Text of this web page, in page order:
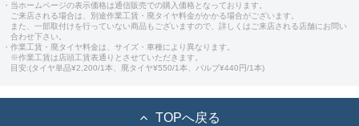
・当ホームページの表示価格は通信販売での購入価格となっております。
ご来店される場合は、別途作業工賃・廃タイヤ料金がかかる場合がございます。
また、一部取付けを行っていない商品もございますので、詳しくはご来店される店舗にお問い
合わせ下さい。
・作業工賃・廃タイヤ料金は、サイズ・車種により異なります。
※作業工賃は店頭工賃表通りとさせていただきます。
目安:(タイヤ単品¥2,200/1本、廃タイヤ¥550/1本、バルブ¥440円/1本)
TOPへ戻る